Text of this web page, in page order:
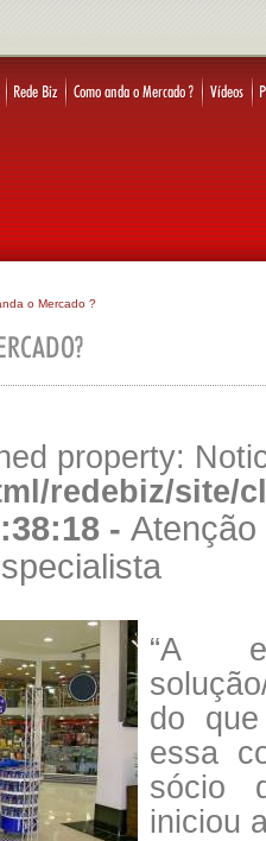
o Mercado ?
property:
redebiz/site/
-
“A
do
essa
sócio
iniciou